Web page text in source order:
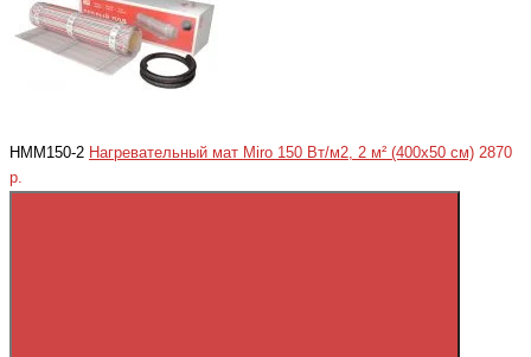
HMM150-2 Нагревательный мат Miro 150 Вт/м2, 2 м² (400x50 см) 2870
р.